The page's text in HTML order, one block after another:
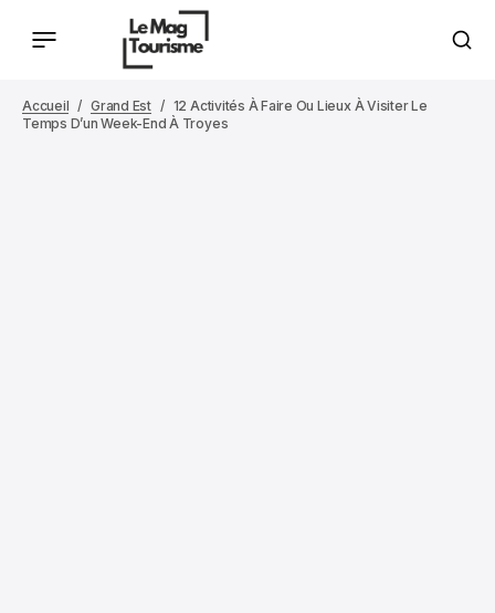
Accueil Grand Est
12 Activités À Faire Ou Lieux À Visiter Le
Temps D’un Week-End À Troyes